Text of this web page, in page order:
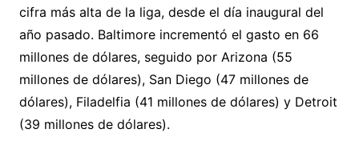
cifra más alta de la liga, desde el día inaugural del
año pasado. Baltimore incrementó el gasto en 66
millones de dólares, seguido por Arizona (55
millones de dólares), San Diego (47 millones de
dólares), Filadelfia (41 millones de dólares) y Detroit
(39 millones de dólares).